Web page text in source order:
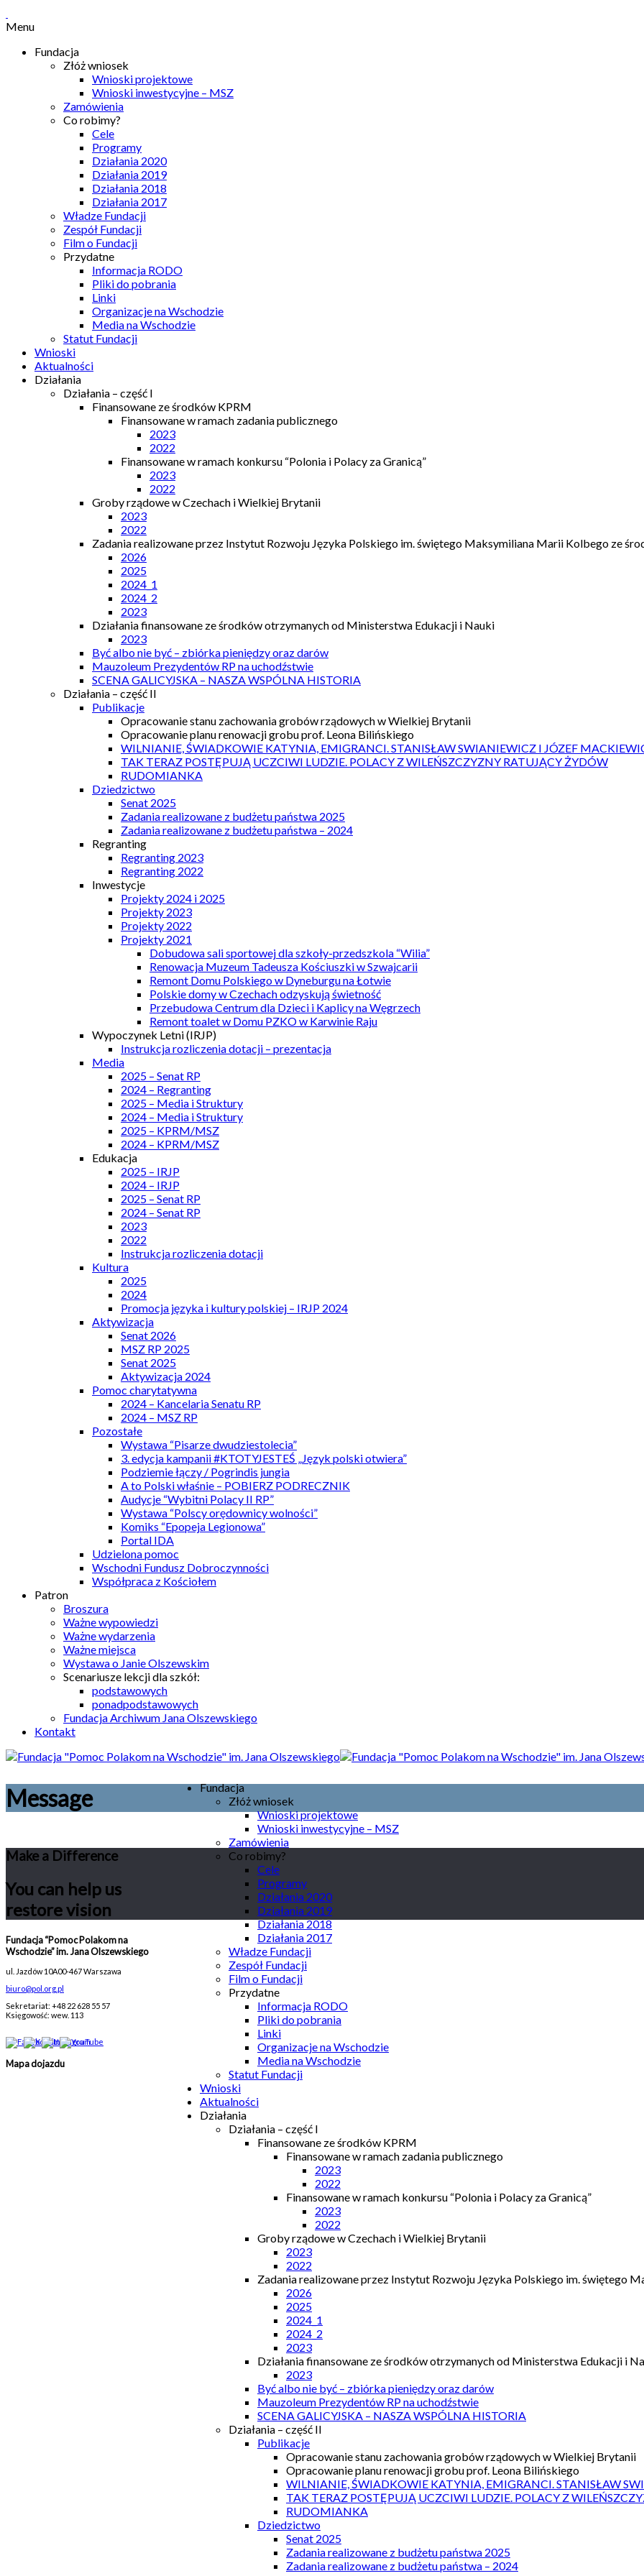
Menu
Fundacja
Złóż wniosek
Wnioski projektowe
Wnioski inwestycyjne – MSZ
Zamówienia
Co robimy?
Cele
Programy
Działania 2020
Działania 2019
Działania 2018
Działania 2017
Władze Fundacji
Zespół Fundacji
Film o Fundacji
Przydatne
Informacja RODO
Pliki do pobrania
Linki
Organizacje na Wschodzie
Media na Wschodzie
Statut Fundacji
Wnioski
Aktualności
Działania
Działania – część I
Finansowane ze środków KPRM
Finansowane w ramach zadania publicznego
2023
2022
Finansowane w ramach konkursu “Polonia i Polacy za Granicą”
2023
2022
Groby rządowe w Czechach i Wielkiej Brytanii
2023
2022
Zadania realizowane przez Instytut Rozwoju Języka Polskiego im. świętego Maksymiliana Marii Kolbego ze
2026
2025
2024_1
2024_2
2023
Działania finansowane ze środków otrzymanych od Ministerstwa Edukacji i Nauki
2023
Być albo nie być – zbiórka pieniędzy oraz darów
Mauzoleum Prezydentów RP na uchodźstwie
SCENA GALICYJSKA – NASZA WSPÓLNA HISTORIA
Działania – część II
Publikacje
Opracowanie stanu zachowania grobów rządowych w Wielkiej Brytanii
Opracowanie planu renowacji grobu prof. Leona Bilińskiego
WILNIANIE, ŚWIADKOWIE KATYNIA, EMIGRANCI. STANISŁAW SWIANIEWICZ I JÓZEF
TAK TERAZ POSTĘPUJĄ UCZCIWI LUDZIE. POLACY Z WILEŃSZCZYZNY RATUJĄCY ŻYDÓW
RUDOMIANKA
Dziedzictwo
Senat 2025
Zadania realizowane z budżetu państwa 2025
Zadania realizowane z budżetu państwa – 2024
Regranting
Regranting 2023
Regranting 2022
Inwestycje
Projekty 2024 i 2025
Projekty 2023
Projekty 2022
Projekty 2021
Dobudowa sali sportowej dla szkoły-przedszkola “Wilia”
Renowacja Muzeum Tadeusza Kościuszki w Szwajcarii
Remont Domu Polskiego w Dyneburgu na Łotwie
Polskie domy w Czechach odzyskują świetność
Przebudowa Centrum dla Dzieci i Kaplicy na Węgrzech
Remont toalet w Domu PZKO w Karwinie Raju
Wypoczynek Letni (IRJP)
Instrukcja rozliczenia dotacji – prezentacja
Media
2025 – Senat RP
2024 – Regranting
2025 – Media i Struktury
2024 – Media i Struktury
2025 – KPRM/MSZ
2024 – KPRM/MSZ
Edukacja
2025 – IRJP
2024 – IRJP
2025 – Senat RP
2024 – Senat RP
2023
2022
Instrukcja rozliczenia dotacji
Kultura
2025
2024
Promocja języka i kultury polskiej – IRJP 2024
Aktywizacja
Senat 2026
MSZ RP 2025
Senat 2025
Aktywizacja 2024
Pomoc charytatywna
2024 – Kancelaria Senatu RP
2024 – MSZ RP
Pozostałe
Wystawa “Pisarze dwudziestolecia”
3. edycja kampanii #KTOTYJESTEŚ „Język polski otwiera”
Podziemie łączy / Pogrindis jungia
A to Polski właśnie – POBIERZ PODRECZNIK
Audycje “Wybitni Polacy II RP”
Wystawa “Polscy orędownicy wolności”
Komiks “Epopeja Legionowa”
Portal IDA
Udzielona pomoc
Wschodni Fundusz Dobroczynności
Współpraca z Kościołem
Patron
Broszura
Ważne wypowiedzi
Ważne wydarzenia
Ważne miejsca
Wystawa o Janie Olszewskim
Scenariusze lekcji dla szkół:
podstawowych
ponadpodstawowych
Fundacja Archiwum Jana Olszewskiego
Kontakt
Fundacja
Złóż wniosek
Wnioski projektowe
Wnioski inwestycyjne – MSZ
Zamówienia
Co robimy?
Cele
Programy
Działania 2020
Działania 2019
Działania 2018
Działania 2017
Władze Fundacji
Zespół Fundacji
Film o Fundacji
Przydatne
Informacja RODO
Pliki do pobrania
Linki
Organizacje na Wschodzie
Media na Wschodzie
Statut Fundacji
Wnioski
Aktualności
Działania
Działania – część I
Finansowane ze środków KPRM
Finansowane w ramach zadania publicznego
2023
2022
Finansowane w ramach konkursu “Polonia i Polacy za Granicą”
2023
2022
Groby rządowe w Czechach i Wielkiej Brytanii
2023
2022
Zadania realizowane przez Instytut Rozwoju Języka Polskiego im. świętego
2026
2025
2024_1
2024_2
2023
Działania finansowane ze środków otrzymanych od Ministerstwa Edukacji i
2023
Być albo nie być – zbiórka pieniędzy oraz darów
Mauzoleum Prezydentów RP na uchodźstwie
SCENA GALICYJSKA – NASZA WSPÓLNA HISTORIA
Działania – część II
Publikacje
Opracowanie stanu zachowania grobów rządowych w Wielkiej Brytanii
Opracowanie planu renowacji grobu prof. Leona Bilińskiego
WILNIANIE, ŚWIADKOWIE KATYNIA, EMIGRANCI. STANISŁAW
TAK TERAZ POSTĘPUJĄ UCZCIWI LUDZIE. POLACY Z
RUDOMIANKA
Dziedzictwo
Senat 2025
Zadania realizowane z budżetu państwa 2025
Zadania realizowane z budżetu państwa – 2024
Message
Make a Difference
You can help us
restore vision
Fundacja “Pomoc Polakom na
Wschodzie” im. Jana Olszewskiego
ul. Jazdów 10A00-467 Warszawa
biuro@pol.org.pl
Sekretariat: +48 22 628 55 57
Księgowość: wew. 113
Mapa dojazdu